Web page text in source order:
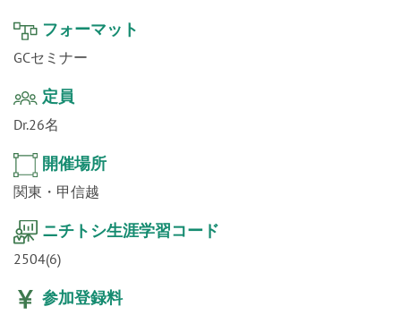
フォーマット
GCセミナー
定員
Dr.26名
開催場所
関東・甲信越
ニチトシ生涯学習コード
2504(6)
参加登録料